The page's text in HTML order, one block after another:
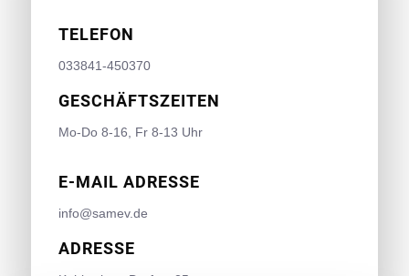
TELEFON
033841-450370
GESCHÄFTSZEITEN
Mo-Do 8-16, Fr 8-13 Uhr
E-MAIL ADRESSE
info@samev.de
ADRESSE